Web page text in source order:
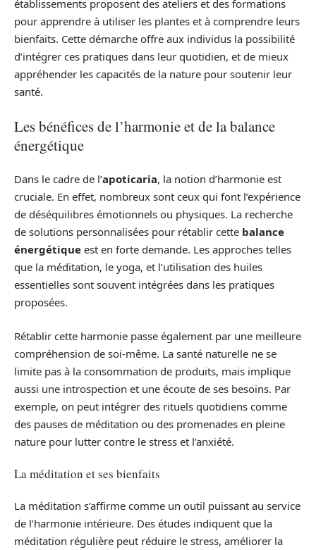
établissements proposent des ateliers et des formations
pour apprendre à utiliser les plantes et à comprendre leurs
bienfaits. Cette démarche offre aux individus la possibilité
d’intégrer ces pratiques dans leur quotidien, et de mieux
appréhender les capacités de la nature pour soutenir leur
santé.
Les bénéfices de l’harmonie et de la balance
énergétique
Dans le cadre de l’apoticaria, la notion d’harmonie est
cruciale. En effet, nombreux sont ceux qui font l’expérience
de déséquilibres émotionnels ou physiques. La recherche
de solutions personnalisées pour rétablir cette balance
énergétique est en forte demande. Les approches telles
que la méditation, le yoga, et l’utilisation des huiles
essentielles sont souvent intégrées dans les pratiques
proposées.
Rétablir cette harmonie passe également par une meilleure
compréhension de soi-même. La santé naturelle ne se
limite pas à la consommation de produits, mais implique
aussi une introspection et une écoute de ses besoins. Par
exemple, on peut intégrer des rituels quotidiens comme
des pauses de méditation ou des promenades en pleine
nature pour lutter contre le stress et l’anxiété.
La méditation et ses bienfaits
La méditation s’affirme comme un outil puissant au service
de l’harmonie intérieure. Des études indiquent que la
méditation régulière peut réduire le stress, améliorer la